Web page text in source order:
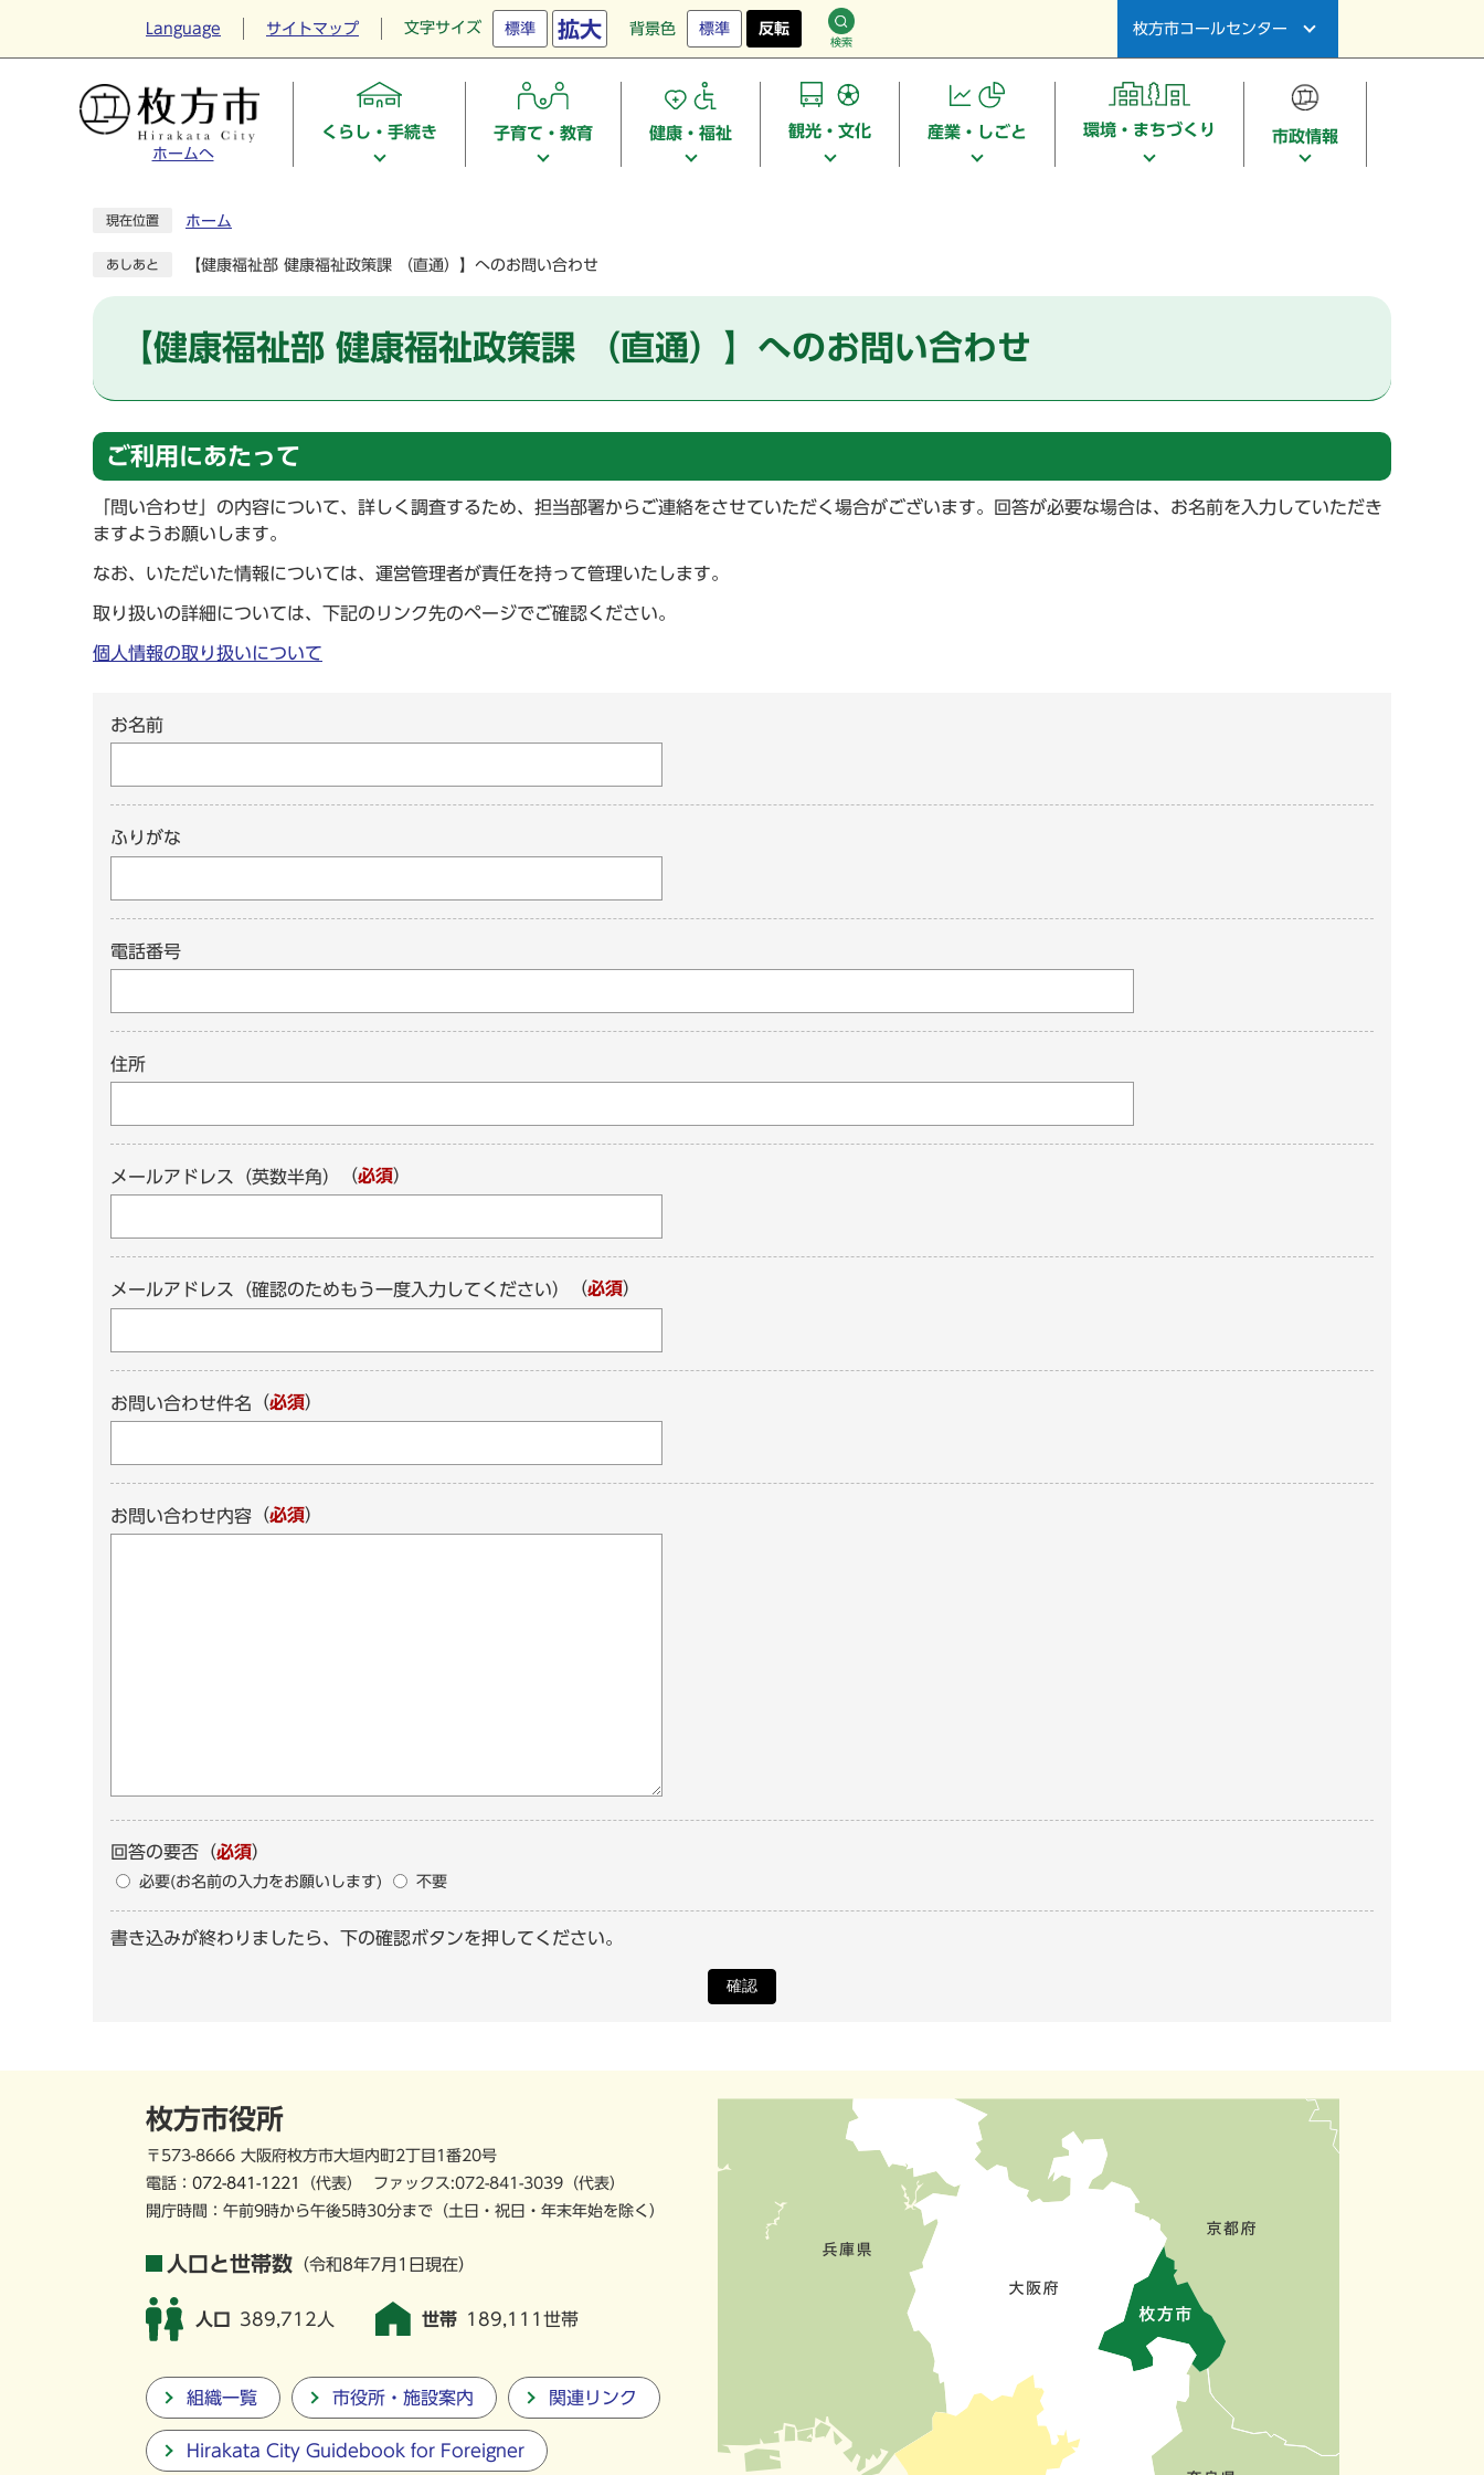
Language サイトマップ 文字サイズ 標準 拡大 背景色 標準 反転
検索
枚方市コールセンター
ホームへ
くらし・手続き 子育て・教育 健康・福祉 観光・文化 産業・しごと 環境・まちづくり 市政情報
現在位置 ホーム
あしあと 【健康福祉部 健康福祉政策課 （直通）】へのお問い合わせ
【健康福祉部 健康福祉政策課 （直通）】へのお問い合わせ
ご利用にあたって
「問い合わせ」の内容について、詳しく調査するため、担当部署からご連絡をさせていただく場合がございます。回答が必要な場合は、お名前を入力していただき
ますようお願いします。
なお、いただいた情報については、運営管理者が責任を持って管理いたします。
取り扱いの詳細については、下記のリンク先のページでご確認ください。
個人情報の取り扱いについて
お名前
ふりがな
電話番号
住所
メールアドレス（英数半角） （必須）
メールアドレス（確認のためもう一度入力してください） （必須）
お問い合わせ件名 （必須）
お問い合わせ内容 （必須）
回答の要否 （必須）
必要(お名前の入力をお願いします) 不要
書き込みが終わりましたら、下の確認ボタンを押してください。
確認
枚方市役所
〒573-8666 大阪府枚方市大垣内町2丁目1番20号
電話： 072-841-1221 （代表） ファックス:072-841-3039（代表）
開庁時間：午前9時から午後5時30分まで （土日・祝日・年末年始を除く）
人口と世帯数 （令和8年7月1日現在）
人口 389,712人 世帯 189,111世帯
組織一覧 市役所・施設案内 関連リンク
Hirakata City Guidebook for Foreigner